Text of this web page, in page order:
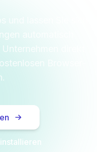
und lassen Sie sich
automatisch
direkt
Browser-